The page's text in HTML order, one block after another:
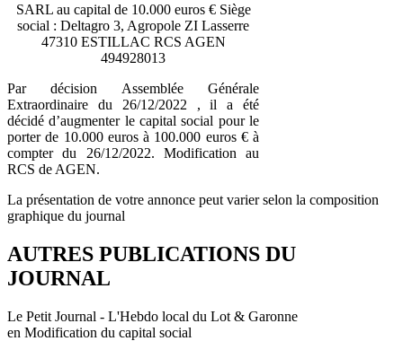
SARL au capital de 10.000 euros € Siège
social : Deltagro 3, Agropole ZI Lasserre
47310 ESTILLAC RCS AGEN
494928013
Par décision Assemblée Générale
Extraordinaire du 26/12/2022 , il a été
décidé d’augmenter le capital social pour le
porter de 10.000 euros à 100.000 euros € à
compter du 26/12/2022. Modification au
RCS de AGEN.
La présentation de votre annonce peut varier selon la composition
graphique du journal
AUTRES PUBLICATIONS DU
JOURNAL
Le Petit Journal - L'Hebdo local du Lot & Garonne
en Modification du capital social